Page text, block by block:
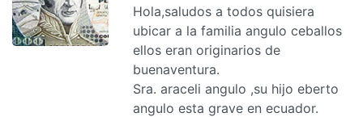
Hola,saludos a todos quisiera
ubicar a la familia angulo ceballos
ellos eran originarios de
buenaventura.
Sra. araceli angulo ,su hijo eberto
angulo esta grave en ecuador.